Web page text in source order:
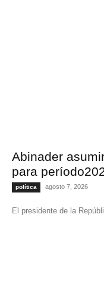
Abinader
para
política agosto 7, 2026
El presidente de la